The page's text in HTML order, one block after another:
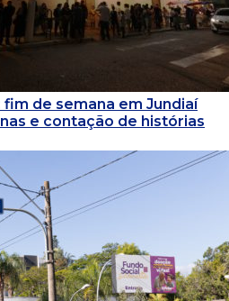
fim de semana em Jundiaí
e contação de histórias